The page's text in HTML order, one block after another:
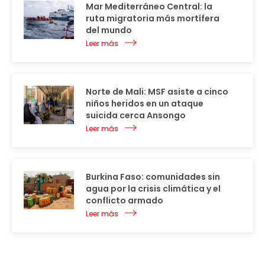
Mar Mediterráneo Central: la
ruta migratoria más mortífera
del mundo
Leer más
Norte de Mali: MSF asiste a cinco
niños heridos en un ataque
suicida cerca Ansongo
Leer más
Burkina Faso: comunidades sin
agua por la crisis climática y el
conflicto armado
Leer más